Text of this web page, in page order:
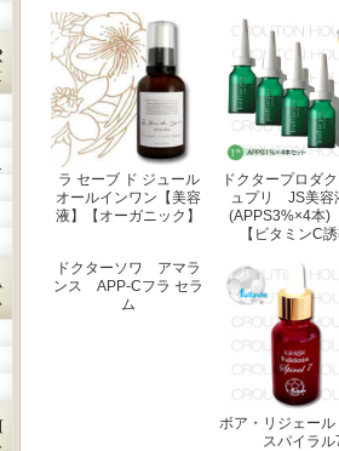
ラ セーブ ド ジュール
オールインワン【美容
液】【オーガニック】
ドクタープロダ
ュプリ JS美
(APPS3%×4本)
【ビタミンC
ドクターソワ アマラ
ンス APP-Cフラ セラ
ム
ボア・リジェー
スパイラ